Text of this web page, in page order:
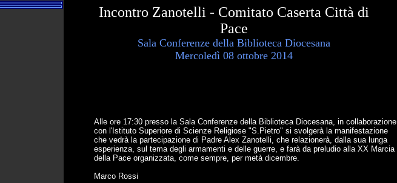
Incontro Zanotelli - Comitato Caserta Città di
Pace
Sala Conferenze della Biblioteca Diocesana
Mercoledì 08 ottobre 2014
Alle ore 17:30 presso la Sala Conferenze della Biblioteca Diocesana, in collaborazione
con l'Istituto Superiore di Scienze Religiose "S.Pietro" si svolgerà la manifestazione
che vedrà la partecipazione di Padre Alex Zanotelli, che relazionerà, dalla sua lunga
esperienza, sul tema degli armamenti e delle guerre, e farà da preludio alla XX Marcia
della Pace organizzata, come sempre, per metà dicembre.
Marco Rossi